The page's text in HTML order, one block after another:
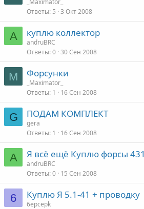
_Maximator_
Ответы 5 3 Окт 2008
A куплю коллектор
andruBRC
Ответы 0 30 Сен 2008
M Форсунки
_Maximator_
Ответы 1 16 Сен 2008
G ПОДАМ КОМПЛЕКТ
gera
Ответы 1 16 Сен 2008
A Я всё ещё Куплю форсы 431
andruBRC
Ответы 0 15 Сен 2008
6 Куплю Я 5.1-41 + проводку
6epcepk